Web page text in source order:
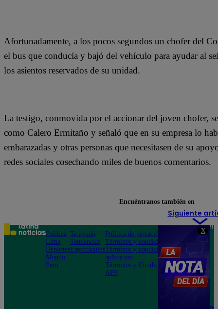
X
Afortunadamente, a los pocos segundos un chofer del
el bus que conducía y bajó del vehículo para ayudar al
los asientos reservados de su unidad.
La testigo, conmovida por el accionar del joven chofer,
como Calero Ermitaño y señaló que en su empresa lo
embarazadas y otras personas que necesitasen de su
redes sociales cosechando miles de buenos comentarios.
Siguiente
Encuéntranos también en
Política
Lima
Deportes
Mundo
Perú
Te ayudo
Tendencias
Espectáculos
Política de privacidad
Términos y condiciones
Términos y condiciones
aplicación
Términos y Condiciones
APP
Teléfono: 219
Av. San
Felipe 968
Jesús María